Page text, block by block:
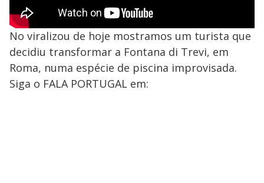
No viralizou de hoje mostramos um turista que
decidiu transformar a Fontana di Trevi, em
Roma, numa espécie de piscina improvisada.
Siga o FALA PORTUGAL em: